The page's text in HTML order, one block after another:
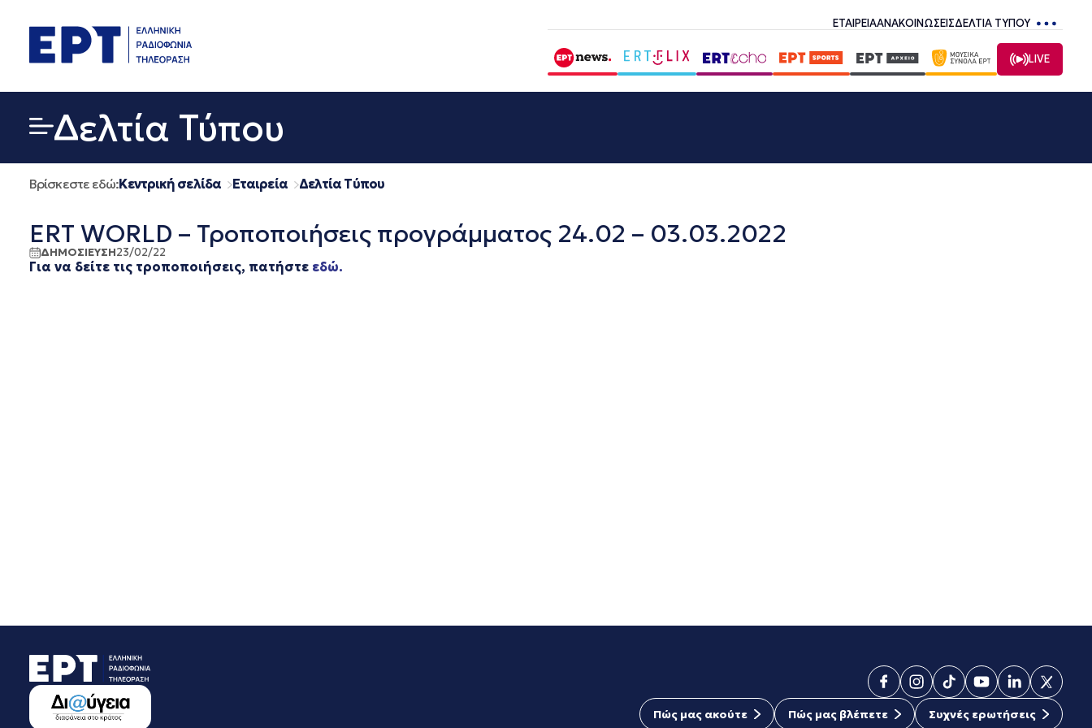
περιεχόμενο
ΕΤΑΙΡΕΙΑΑΝΑΚΟΙΝΩΣΕΙΣΔΕΛΤΙΑ ΤΥΠΟΥ
LIVE
Δελτία Τύπου
Βρίσκεστε εδώ:Κεντρική σελίδα Εταιρεία Δελτία Τύπου
ERT WORLD – Τροποποιήσεις προγράμματος 24.02 – 03.03.2022
ΔΗΜΟΣΙΕΥΣΗ23/02/22
Για να δείτε τις τροποποιήσεις, πατήστε εδώ.
Πώς μας ακούτε Πώς μας βλέπετε Συχνές ερωτήσεις